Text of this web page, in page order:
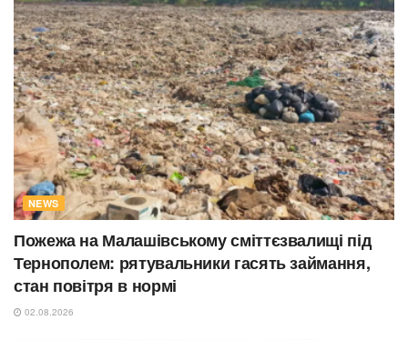
NEWS
Пожежа на Малашівському сміттєзвалищі під
Тернополем: рятувальники гасять займання,
стан повітря в нормі
02.08.2026